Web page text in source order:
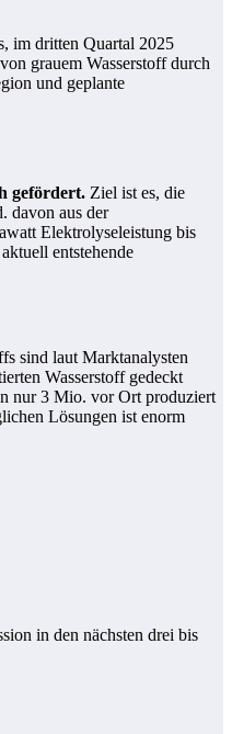
im dritten Quartal 2025
grauem Wasserstoff durch
und geplante
gefördert. Ziel ist es, die
davon aus der
Elektrolyseleistung bis
entstehende
sind laut Marktanalysten
Wasserstoff gedeckt
nur 3 Mio. vor Ort produziert
Lösungen ist enorm
in den nächsten drei bis